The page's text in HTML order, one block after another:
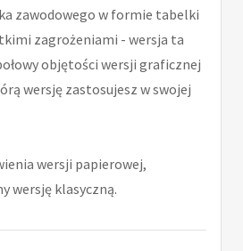
zawodowego w formie tabelki
zagrożeniami - wersja ta
objętości wersji graficznej
wersję zastosujesz w swojej
wersji papierowej,
wersję klasyczną.